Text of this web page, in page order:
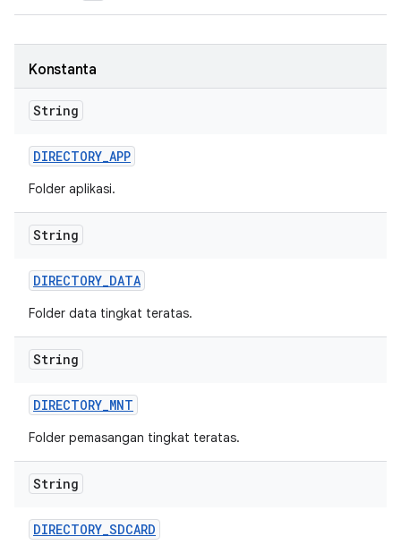
Konstanta
String
DIRECTORY_APP
Folder aplikasi.
String
DIRECTORY_DATA
Folder data tingkat teratas.
String
DIRECTORY_MNT
Folder pemasangan tingkat teratas.
String
DIRECTORY_SDCARD